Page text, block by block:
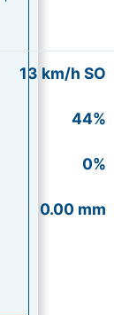
13 km/h SO
44%
0%
0.00 mm